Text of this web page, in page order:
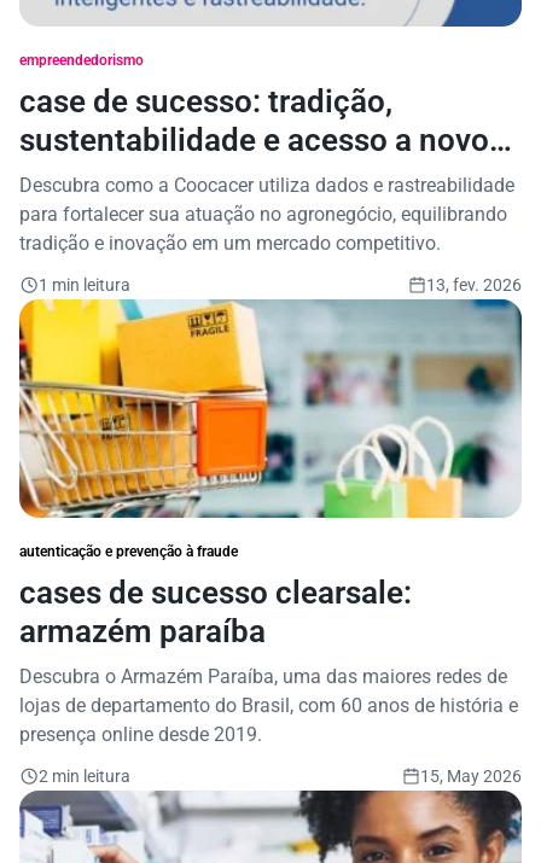
empreendedorismo
case de sucesso: tradição,
sustentabilidade e acesso a novos
mercados
Descubra como a Coocacer utiliza dados e rastreabilidade
para fortalecer sua atuação no agronegócio, equilibrando
tradição e inovação em um mercado competitivo.
1 min leitura 13, fev. 2026
autenticação e prevenção à fraude
cases de sucesso clearsale:
armazém paraíba
Descubra o Armazém Paraíba, uma das maiores redes de
lojas de departamento do Brasil, com 60 anos de história e
presença online desde 2019.
2 min leitura 15, May 2026